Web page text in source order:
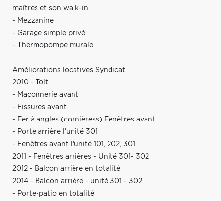
maîtres et son walk-in
- Mezzanine
- Garage simple privé
- Thermopompe murale
Améliorations locatives Syndicat
2010 - Toit
- Maçonnerie avant
- Fissures avant
- Fer à angles (cornièress) Fenêtres avant
- Porte arrière l'unité 301
- Fenêtres avant l'unité 101, 202, 301
2011 - Fenêtres arrières - Unité 301- 302
2012 - Balcon arrière en totalité
2014 - Balcon arrière - unité 301 - 302
- Porte-patio en totalité